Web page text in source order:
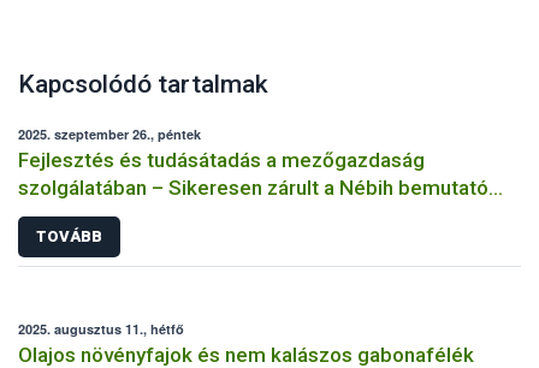
Kapcsolódó tartalmak
2025. szeptember 26., péntek
Fejlesztés és tudásátadás a mezőgazdaság
szolgálatában – Sikeresen zárult a Nébih bemutató
üzemi projektje
TOVÁBB
2025. augusztus 11., hétfő
Olajos növényfajok és nem kalászos gabonafélék